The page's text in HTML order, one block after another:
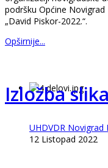
podršku Općine
„David Piskor-2022.“.
Opširnije...
Izložba slika
UHDVDR Novigrad
12 Listopad 2022